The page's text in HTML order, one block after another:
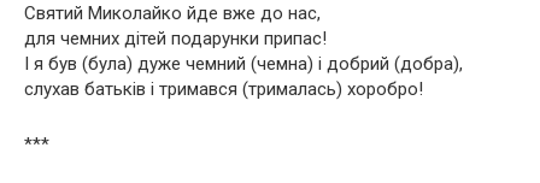
Святий Миколайко йде вже до нас,
для чемних дітей подарунки припас!
І я був (була) дуже чемний (чемна) і добрий (добра),
слухав батьків і тримався (трималась) хоробро!
***